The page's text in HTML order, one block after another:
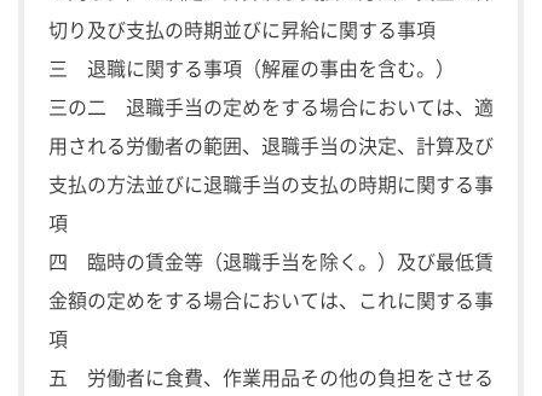
切り及び支払の時期並びに昇給に関する事項
三 退職に関する事項（解雇の事由を含む。）
三の二 退職手当の定めをする場合においては、適
用される労働者の範囲、退職手当の決定、計算及び
支払の方法並びに退職手当の支払の時期に関する事
項
四 臨時の賃金等（退職手当を除く。）及び最低賃
金額の定めをする場合においては、これに関する事
項
五 労働者に食費、作業用品その他の負担をさせる